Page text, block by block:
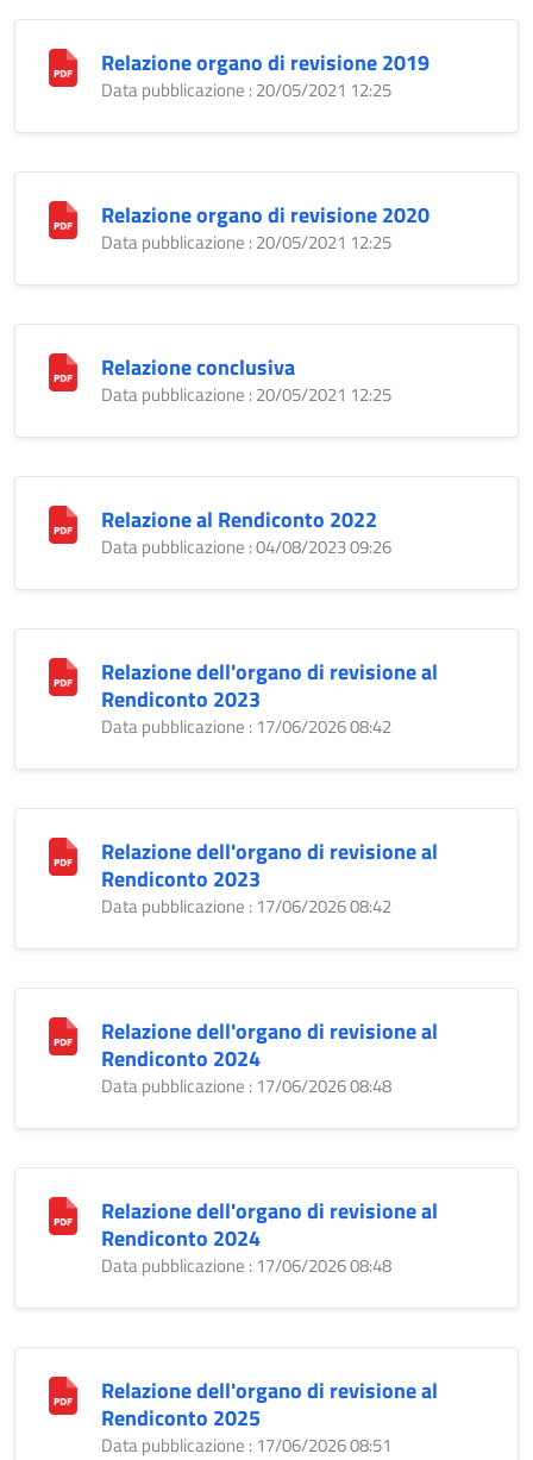
Relazione organo di revisione 2019
Data pubblicazione : 20/05/2021 12:25
Relazione organo di revisione 2020
Data pubblicazione : 20/05/2021 12:25
Relazione conclusiva
Data pubblicazione : 20/05/2021 12:25
Relazione al Rendiconto 2022
Data pubblicazione : 04/08/2023 09:26
Relazione dell'organo di revisione al
Rendiconto 2023
Data pubblicazione : 17/06/2026 08:42
Relazione dell'organo di revisione al
Rendiconto 2023
Data pubblicazione : 17/06/2026 08:42
Relazione dell'organo di revisione al
Rendiconto 2024
Data pubblicazione : 17/06/2026 08:48
Relazione dell'organo di revisione al
Rendiconto 2024
Data pubblicazione : 17/06/2026 08:48
Relazione dell'organo di revisione al
Rendiconto 2025
Data pubblicazione : 17/06/2026 08:51